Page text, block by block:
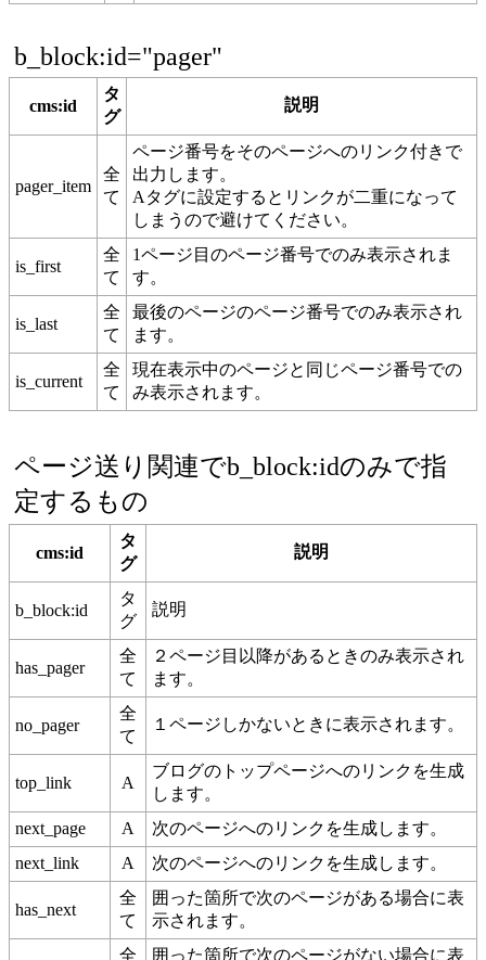
b_block:id="pager"
cms:id
タ
グ
説明
pager_item
全
て
ページ番号をそのページへのリンク付きで
出力します。
Aタグに設定するとリンクが二重になって
しまうので避けてください。
is_first
全
て
1ページ目のページ番号でのみ表示されま
す。
is_last
全
て
最後のページのページ番号でのみ表示され
ます。
is_current
全
て
現在表示中のページと同じページ番号での
み表示されます。
ページ送り関連でb_block:idのみで指
定するもの
cms:id
タ
グ
説明
b_block:id
タ
グ
説明
has_pager
全
て
２ページ目以降があるときのみ表示され
ます。
no_pager
全
て
１ページしかないときに表示されます。
top_link A
ブログのトップページへのリンクを生成
します。
next_page
A
次のページへのリンクを生成します。
next_link
A 次のページへのリンクを生成します。
has_next
全
て
囲った箇所で次のページがある場合に表
示されます。
全 囲った箇所で次のページがない場合に表